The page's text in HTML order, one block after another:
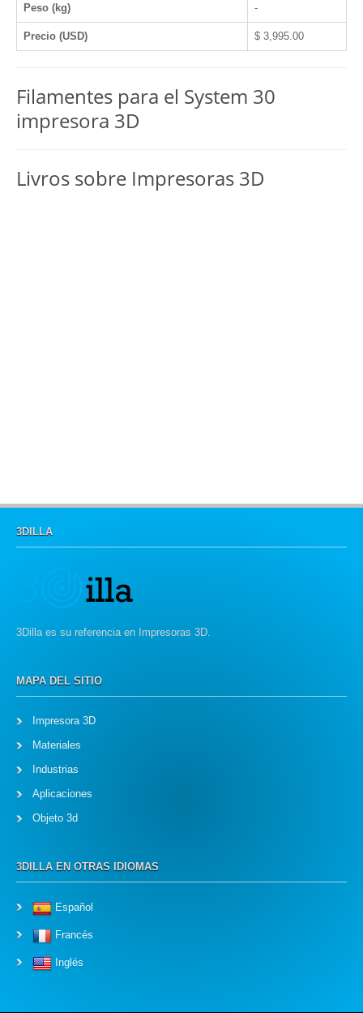
Peso (kg) -
Precio (USD) $ 3,995.00
Filamentes para el System 30
impresora 3D
Livros sobre Impresoras 3D
3DILLA
3Dilla es su referencia en Impresoras 3D.
MAPA DEL SITIO
Impresora 3D
Materiales
Industrias
Aplicaciones
Objeto 3d
3DILLA EN OTRAS IDIOMAS
Español
Francés
Inglés